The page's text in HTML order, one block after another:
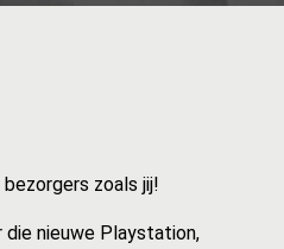
zoals jij!
die nieuwe Playstation,